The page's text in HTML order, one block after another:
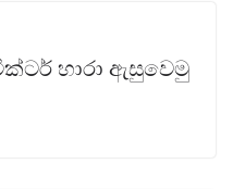
හාරා ඇසුවෙමු